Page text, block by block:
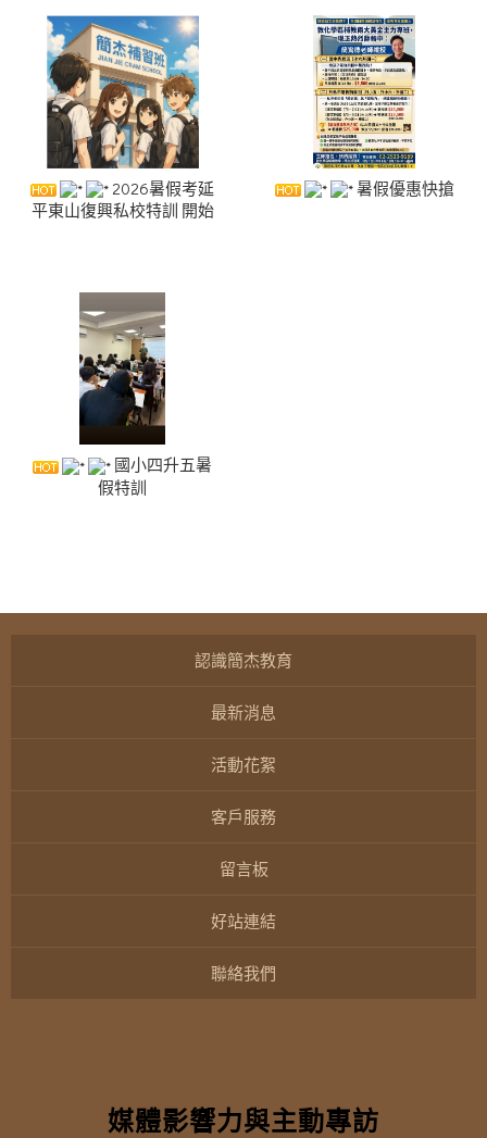
2026暑假考延
平東山復興私校特訓 開始
暑假優惠快搶
國小四升五暑
假特訓
認識簡杰教育
最新消息
活動花絮
客戶服務
留言板
好站連結
聯絡我們
媒體影響力與主動專訪